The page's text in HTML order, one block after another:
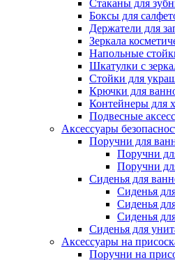
Стаканы для
Боксы для
Держатели для
Зеркала
Напольные
Шкатулки с
Стойки для
Крючки для
Контейнеры для
Подвесные
Аксессуары
Поручни для
Поручни
Поручни
Сиденья для
Сиденья
Сиденья
Сиденья
Сиденья для
Аксессуары на
Поручни на